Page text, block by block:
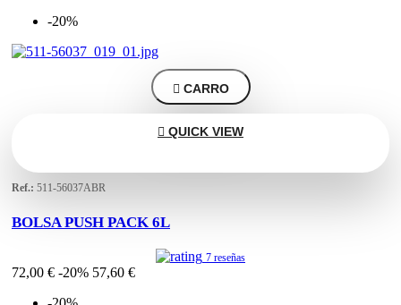
-20%
 CARRO
 QUICK VIEW
Ref.: 511-56037ABR
BOLSA PUSH PACK 6L
7 reseñas
72,00 € -20% 57,60 €